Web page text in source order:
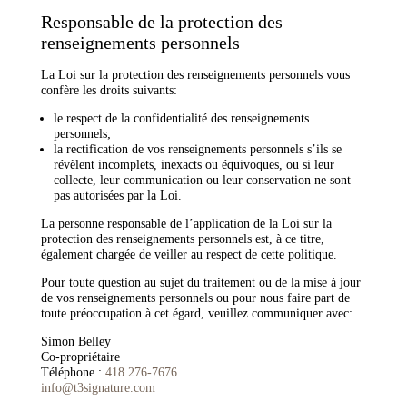
Responsable de la protection des
renseignements personnels
La Loi sur la protection des renseignements personnels vous
confère les droits suivants:
le respect de la confidentialité des renseignements
personnels;
la rectification de vos renseignements personnels s’ils se
révèlent incomplets, inexacts ou équivoques, ou si leur
collecte, leur communication ou leur conservation ne sont
pas autorisées par la Loi.
La personne responsable de l’application de la Loi sur la
protection des renseignements personnels est, à ce titre,
également chargée de veiller au respect de cette politique.
Pour toute question au sujet du traitement ou de la mise à jour
de vos renseignements personnels ou pour nous faire part de
toute préoccupation à cet égard, veuillez communiquer avec:
Simon Belley
Co-propriétaire
Téléphone : 418 276-7676
info@t3signature.com